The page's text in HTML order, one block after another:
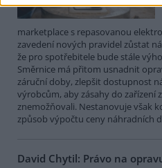
marketplace s repasovanou
zavedení nových pravidel zůstat
že pro spotřebitele bude stále
Směrnice má přitom usnadnit
záruční doby, zlepšit dostupnost
výrobcům, aby zásahy do zařízení
znemožňovali. Nestanovuje však
způsob výpočtu ceny náhradních
David Chytil: Právo na